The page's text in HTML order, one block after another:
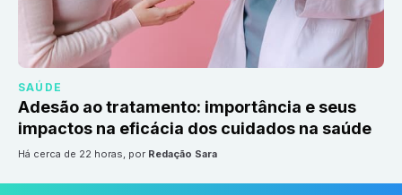
SAÚDE
Adesão ao tratamento: importância e seus
impactos na eficácia dos cuidados na saúde
há cerca de 22 horas, por Redação Sara